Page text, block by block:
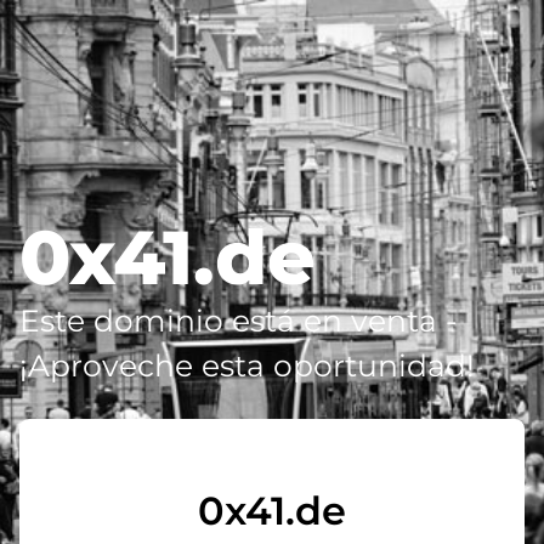
0x41.de
Este dominio está en venta -
¡Aproveche esta oportunidad!
0x41.de